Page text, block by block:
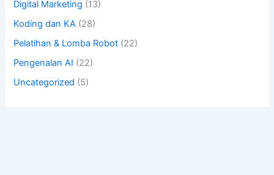
Digital Marketing (13)
Koding dan KA (28)
Pelatihan & Lomba Robot (22)
Pengenalan AI (22)
Uncategorized (5)